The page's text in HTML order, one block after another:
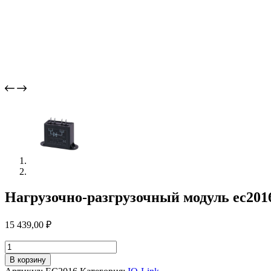
Нагрузочно-разгрузочный модуль
15 439,00 ₽
Количество
товара
Нагрузочно-
В корзину